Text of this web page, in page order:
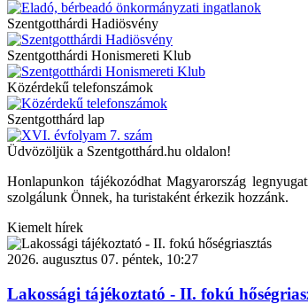
Szentgotthárdi Hadiösvény
Szentgotthárdi Honismereti Klub
Közérdekű telefonszámok
Szentgotthárd lap
Üdvözöljük a Szentgotthárd.hu oldalon!
Honlapunkon tájékozódhat Magyarország
szolgálunk Önnek, ha turistaként érkezik hozzánk.
Kiemelt hírek
2026. augusztus 07. péntek, 10:27
Lakossági tájékoztató - II. fokú